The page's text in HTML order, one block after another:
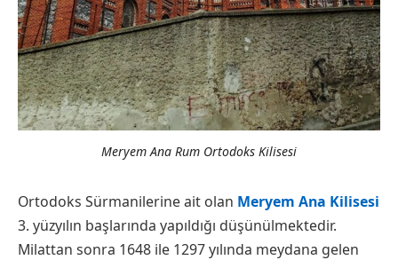
Meryem Ana Rum Ortodoks Kilisesi
Ortodoks Sürmanilerine ait olan Meryem Ana Kilisesi
3. yüzyılın başlarında yapıldığı düşünülmektedir.
Milattan sonra 1648 ile 1297 yılında meydana gelen